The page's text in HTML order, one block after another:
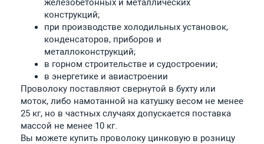
железобетонных и металлических
конструкций;
при производстве холодильных установок,
конденсаторов, приборов и
металлоконструкций;
в горном строительстве и судостроении;
в энергетике и авиастроении
Проволоку поставляют свернутой в бухту или
моток, либо намотанной на катушку весом не менее
25 кг, но в частных случаях допускается поставка
массой не менее 10 кг.
Вы можете купить проволоку цинковую в розницу